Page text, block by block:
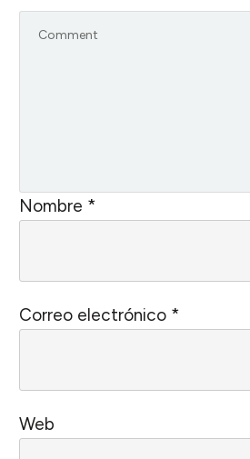
Nombre *
Correo electrónico *
Web